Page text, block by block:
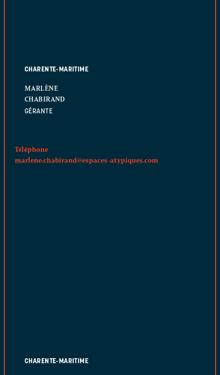
CHARENTE-MARITIME
MARLÈNE
CHABIRAND
GÉRANTE
Téléphone
marlene.chabirand@espaces-atypiques.com
CHARENTE-MARITIME